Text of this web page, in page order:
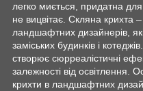
легко миється, придатна
не вицвітає. Скляна крихта
ландшафтних дизайнерів,
заміських будинків і
створює сюрреалістичні
залежності від освітлення.
крихти в ландшафтних